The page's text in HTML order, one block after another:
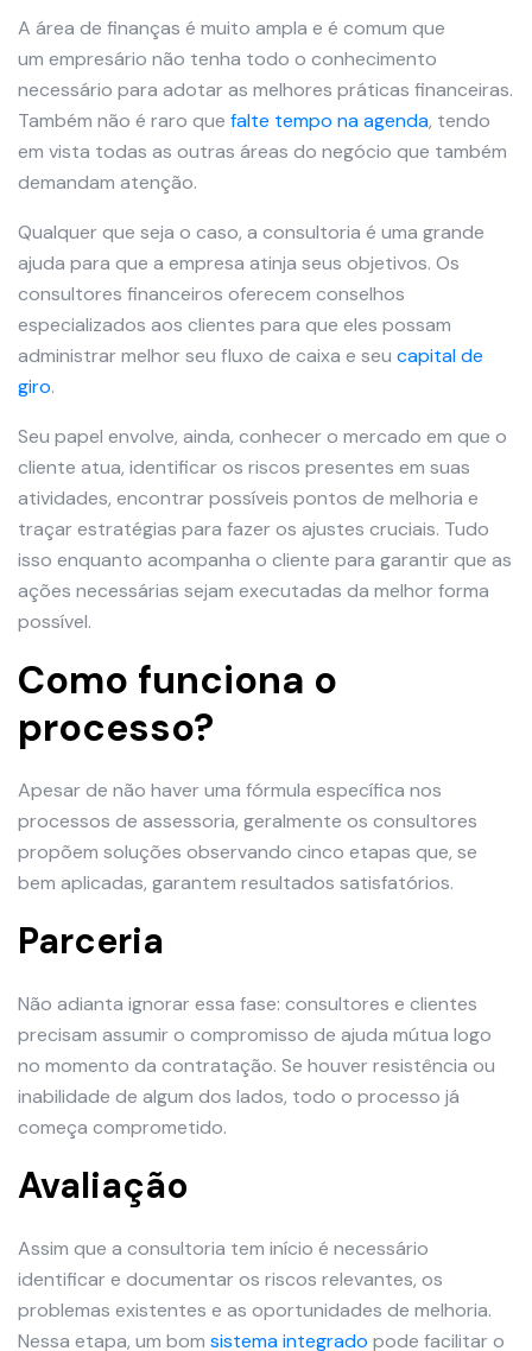
A área de finanças é muito ampla e é comum que
um empresário não tenha todo o conhecimento
necessário para adotar as melhores práticas financeiras.
Também não é raro que falte tempo na agenda, tendo
em vista todas as outras áreas do negócio que também
demandam atenção.
Qualquer que seja o caso, a consultoria é uma grande
ajuda para que a empresa atinja seus objetivos. Os
consultores financeiros oferecem conselhos
especializados aos clientes para que eles possam
administrar melhor seu fluxo de caixa e seu capital de
giro.
Seu papel envolve, ainda, conhecer o mercado em que o
cliente atua, identificar os riscos presentes em suas
atividades, encontrar possíveis pontos de melhoria e
traçar estratégias para fazer os ajustes cruciais. Tudo
isso enquanto acompanha o cliente para garantir que as
ações necessárias sejam executadas da melhor forma
possível.
Como funciona o
processo?
Apesar de não haver uma fórmula específica nos
processos de assessoria, geralmente os consultores
propõem soluções observando cinco etapas que, se
bem aplicadas, garantem resultados satisfatórios.
Parceria
Não adianta ignorar essa fase: consultores e clientes
precisam assumir o compromisso de ajuda mútua logo
no momento da contratação. Se houver resistência ou
inabilidade de algum dos lados, todo o processo já
começa comprometido.
Avaliação
Assim que a consultoria tem início é necessário
identificar e documentar os riscos relevantes, os
problemas existentes e as oportunidades de melhoria.
Nessa etapa, um bom sistema integrado pode facilitar o